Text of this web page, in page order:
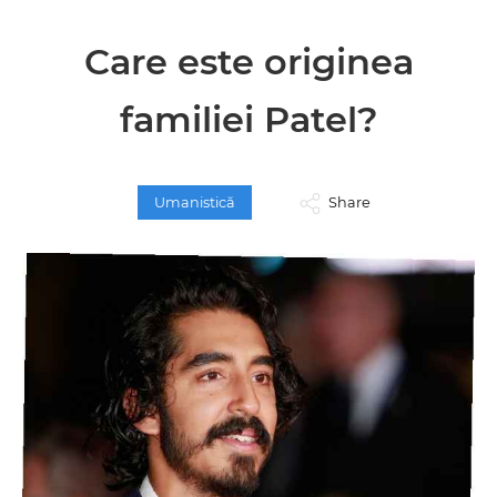
Care este originea
familiei Patel?
Umanistică Share